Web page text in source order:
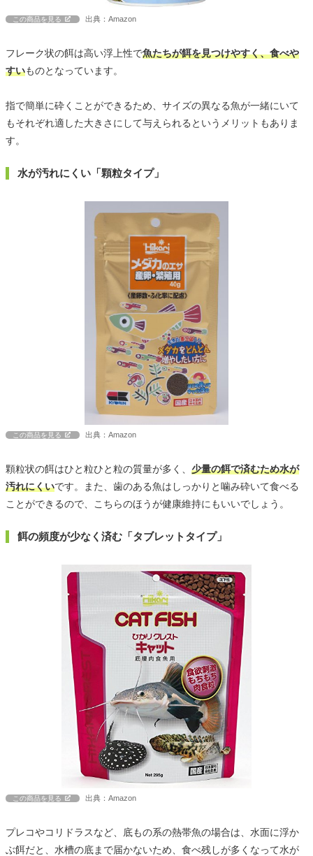
この商品を見る 出典：Amazon
フレーク状の餌は高い浮上性で魚たちが餌を見つけやすく、食べや
すいものとなっています。
指で簡単に砕くことができるため、サイズの異なる魚が一緒にいて
もそれぞれ適した大きさにして与えられるというメリットもありま
す。
水が汚れにくい「顆粒タイプ」
この商品を見る 出典：Amazon
顆粒状の餌はひと粒ひと粒の質量が多く、 少量の餌で済むため水が
汚れにくいです。また、歯のある魚はしっかりと噛み砕いて食べる
ことができるので、こちらのほうが健康維持にもいいでしょう。
餌の頻度が少なく済む「タブレットタイプ」
この商品を見る 出典：Amazon
プレコやコリドラスなど、底もの系の熱帯魚の場合は、水面に浮か
ぶ餌だと、水槽の底まで届かないため、食べ残しが多くなって水が